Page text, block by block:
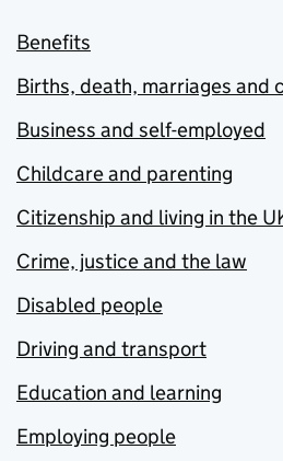
Benefits
Births, death, marriages and
Business and self-employed
Childcare and parenting
Citizenship and living in the
Crime, justice and the law
Disabled people
Driving and transport
Education and learning
Employing people